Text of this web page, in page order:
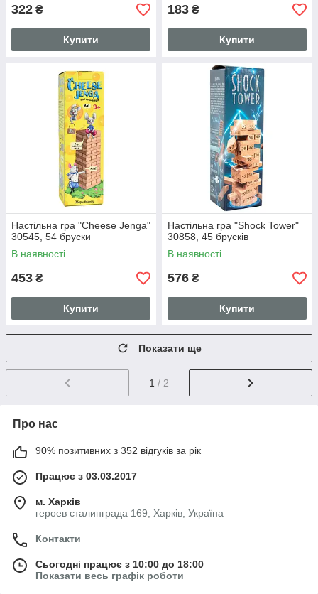
322 ₴
Купити
183 ₴
Купити
Настільна гра "Cheese Jenga"
30545, 54 бруски
В наявності
453 ₴
Купити
Настільна гра "Shock Tower"
30858, 45 брусків
В наявності
576 ₴
Купити
Показати ще
1 / 2
Про нас
90% позитивних з 352 відгуків за рік
Працює з 03.03.2017
м. Харків
героев сталинграда 169, Харків, Україна
Контакти
Сьогодні працює з 10:00 до 18:00
Показати весь графік роботи